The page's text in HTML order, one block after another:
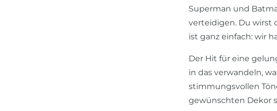
Superman und
verteidigen. Du wirst
ist ganz einfach: wir
Der Hit für eine
in das verwandeln,
stimmungsvollen
gewünschten Dekor